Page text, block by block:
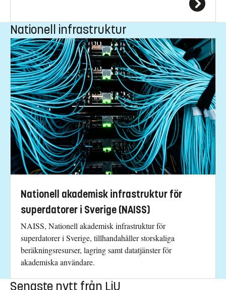
Nationell infrastruktur
Nationell akademisk infrastruktur för
superdatorer i Sverige (NAISS)
NAISS, Nationell akademisk infrastruktur för
superdatorer i Sverige, tillhandahåller storskaliga
beräkningsresurser, lagring samt datatjänster för
akademiska användare.
Senaste nytt från LiU